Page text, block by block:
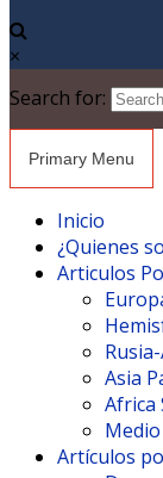
×
Search for:
Primary Menu
Inicio
¿Quienes
Articulos
Asia
Africa
Artículos